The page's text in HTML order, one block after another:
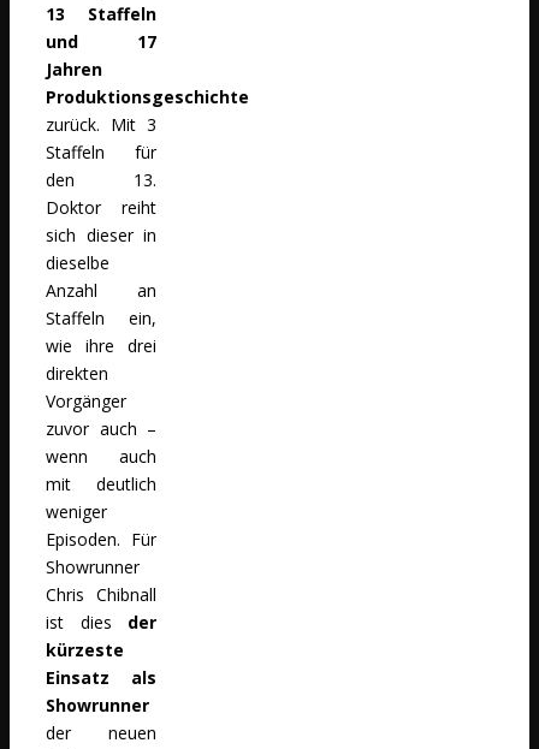
13 Staffeln
und 17
Jahren
Produktionsgeschichte
zurück. Mit 3
Staffeln für
den 13.
Doktor reiht
sich dieser in
dieselbe
Anzahl an
Staffeln ein,
wie ihre drei
direkten
Vorgänger
zuvor auch –
wenn auch
mit deutlich
weniger
Episoden. Für
Showrunner
Chris Chibnall
ist dies der
kürzeste
Einsatz als
Showrunner
der neuen